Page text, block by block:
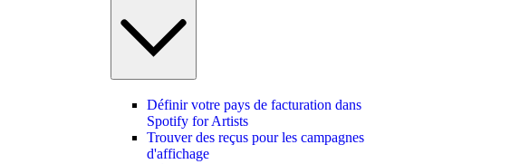
Définir votre pays de facturation dans
Spotify for Artists
Trouver des reçus pour les campagnes
d'affichage